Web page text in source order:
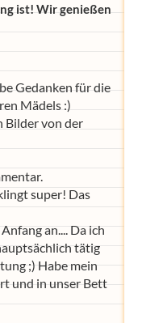
ist! Wir genießen
Gedanken für die
Mädels :)
Bilder von der
super! Das
an.... Da ich
tätig
;) Habe mein
und in unser Bett